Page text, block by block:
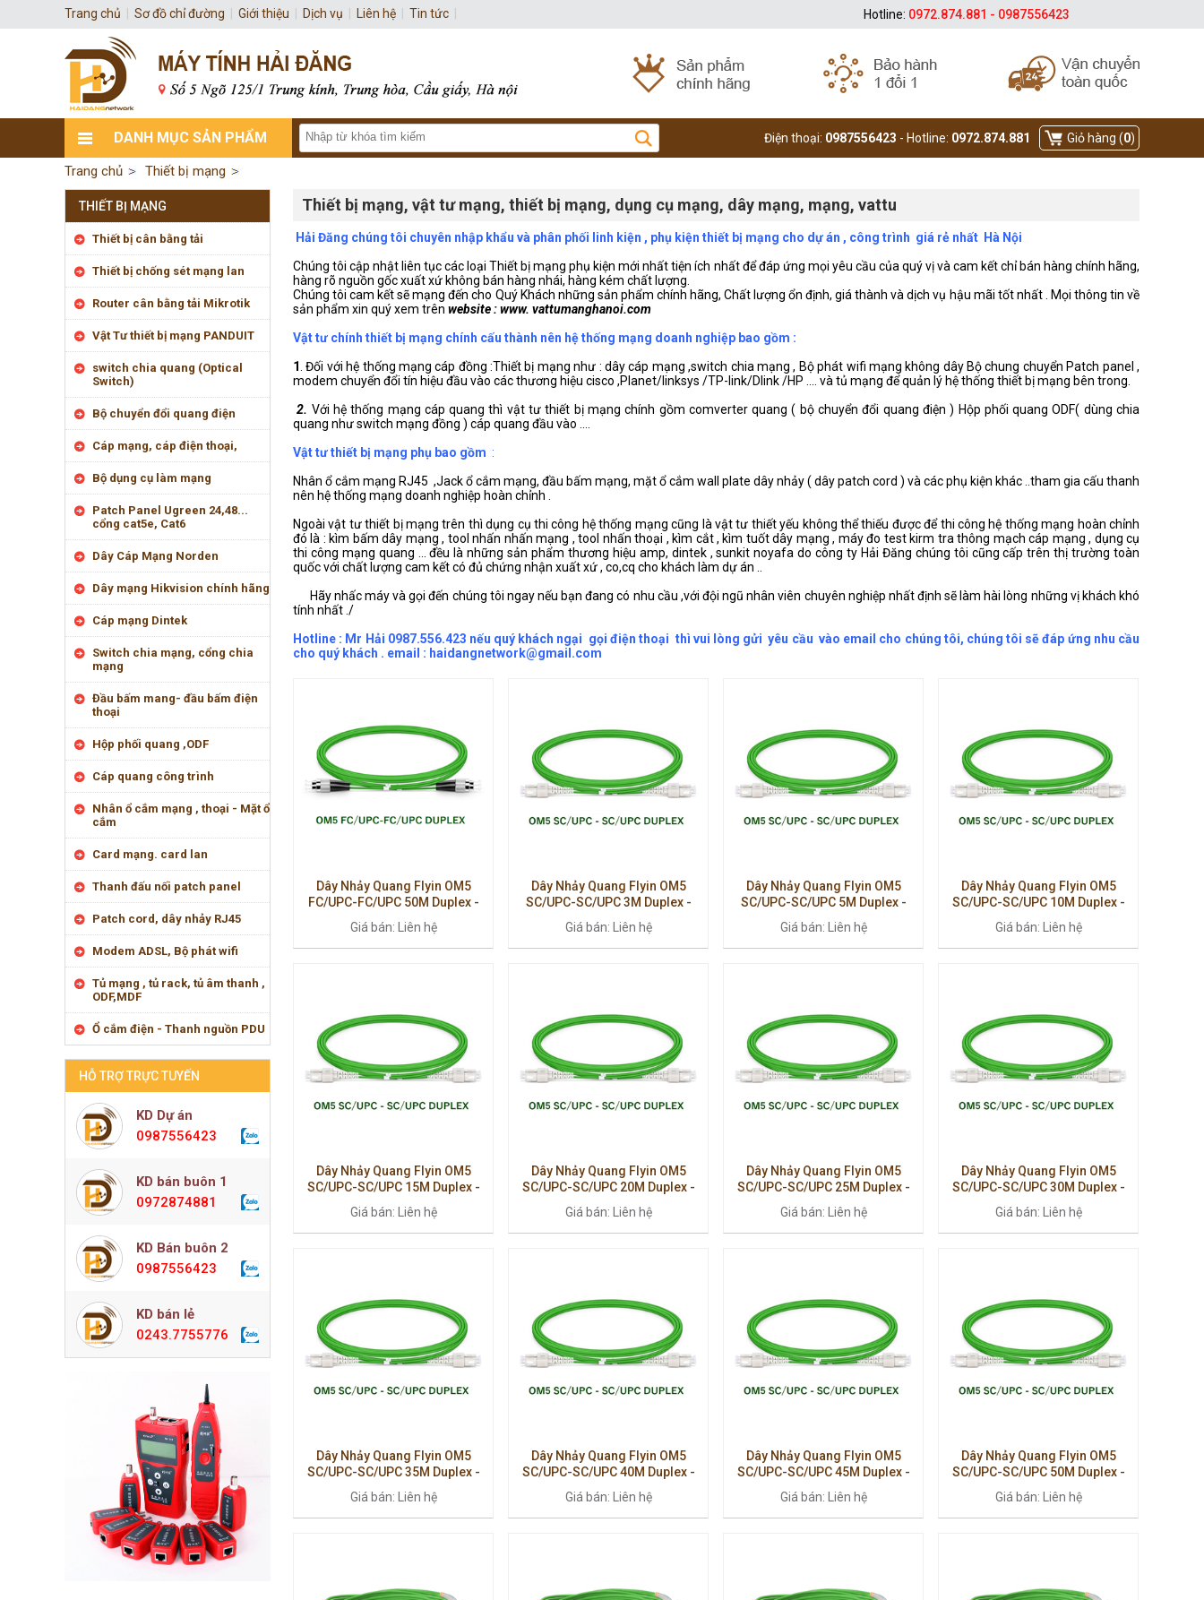
Giỏ hàng (0)
Điện thoại: 0987556423 - Hotline: 0972.874.881
DANH MỤC SẢN PHẨM
Trang chủ Thiết bị mạng
THIẾT BỊ MẠNG
Thiết bị cân bằng tải
Thiết bị chống sét mạng lan
Router cân bằng tải Mikrotik
Vật Tư thiết bị mạng PANDUIT
switch chia quang (Optical
Switch)
Bộ chuyển đổi quang điện
Cáp mạng, cáp điện thoại,
Bộ dụng cụ làm mạng
Patch Panel Ugreen 24,48...
cổng cat5e, Cat6
Dây Cáp Mạng Norden
Dây mạng Hikvision chính hãng
Cáp mạng Dintek
Switch chia mạng, cổng chia
mạng
Đầu bấm mang- đầu bấm điện
thoại
Hộp phối quang ,ODF
Cáp quang công trình
Nhân ổ cắm mạng , thoại - Mặt ổ
cắm
Card mạng. card lan
Thanh đấu nối patch panel
Patch cord, dây nhảy RJ45
Modem ADSL, Bộ phát wifi
Tủ mạng , tủ rack, tủ âm thanh ,
ODF,MDF
Ổ cắm điện - Thanh nguồn PDU
HỖ TRỢ TRỰC TUYẾN
KD Dự án
0987556423
KD bán buôn 1
0972874881
KD Bán buôn 2
0987556423
KD bán lẻ
0243.7755776
Thiết bị mạng, vật tư mạng, thiết bị mạng, dụng cụ mạng, dây mạng, mạng, vattu
Hải Đăng chúng tôi chuyên nhập khẩu và phân phối linh kiện , phụ kiện thiết bị mạng cho dự án , công trình giá rẻ nhất Hà Nội
Chúng tôi cập nhật liên tục các loại Thiết bị mạng phụ kiện mới nhất tiện ích nhất để đáp ứng mọi yêu cầu của quý vị và cam kết chỉ bán hàng chính hãng,
hàng rõ nguồn gốc xuất xứ không bán hàng nhái, hàng kém chất lượng.
Chúng tôi cam kết sẽ mạng đến cho Quý Khách những sản phẩm chính hãng, Chất lượng ổn định, giá thành và dịch vụ hậu mãi tốt nhất . Mọi thông tin về
sản phẩm xin quý xem trên website : www. vattumanghanoi.com
Vật tư chính thiết bị mạng chính cấu thành nên hệ thống mạng doanh nghiệp bao gồm :
1 . Đối với hệ thống mạng cáp đồng :Thiết bị mạng như : dây cáp mạng ,switch chia mạng , Bộ phát wifi mạng không dây Bộ chung chuyển Patch panel ,
modem chuyển đổi tín hiệu đầu vào các thương hiệu cisco ,Planet/linksys /TP-link/Dlink /HP .... và tủ mạng để quản lý hệ thống thiết bị mạng bên trong.
2. Với hệ thống mạng cáp quang thì vật tư thiết bị mạng chính gồm comverter quang ( bộ chuyển đổi quang điện ) Hộp phối quang ODF( dùng chia
quang như switch mạng đồng ) cáp quang đầu vào ....
Vật tư thiết bị mạng phụ bao gồm :
Nhân ổ cắm mạng RJ45 ,Jack ổ cắm mạng, đầu bấm mạng, mặt ổ cắm wall plate dây nhảy ( dây patch cord ) và các phụ kiện khác ..tham gia cấu thanh
nên hệ thống mạng doanh nghiệp hoàn chỉnh .
Ngoài vật tư thiết bị mạng trên thì dụng cụ thi công hệ thống mạng cũng là vật tư thiết yếu không thể thiếu được để thi công hệ thống mạng hoàn chỉnh
đó là : kìm bấm dây mạng , tool nhấn nhấn mạng , tool nhấn thoại , kìm cắt , kìm tuốt dây mạng , máy đo test kirm tra thông mạch cáp mạng , dụng cụ
thi công mạng quang ... đều là những sản phẩm thương hiệu amp, dintek , sunkit noyafa do công ty Hải Đăng chúng tôi cũng cấp trên thị trường toàn
quốc với chất lượng cam kết có đủ chứng nhận xuất xứ , co,cq cho khách làm dự án ..
Hãy nhấc máy và gọi đến chúng tôi ngay nếu bạn đang có nhu cầu ,với đội ngũ nhân viên chuyên nghiệp nhất định sẽ làm hài lòng những vị khách khó
tính nhất ./
Hotline : Mr Hải 0987.556.423 nếu quý khách ngại gọi điện thoại thì vui lòng gửi yêu cầu vào email cho chúng tôi, chúng tôi sẽ đáp ứng nhu cầu
cho quý khách . email : haidangnetwork@gmail.com
Dây Nhảy Quang Flyin OM5
FC/UPC-FC/UPC 50M Duplex -
Cao
Giá bán: Liên hệ
Dây Nhảy Quang Flyin OM5
SC/UPC-SC/UPC 3M Duplex -
Cao
Giá bán: Liên hệ
Dây Nhảy Quang Flyin OM5
SC/UPC-SC/UPC 5M Duplex -
Multimode
Giá bán: Liên hệ
Dây Nhảy Quang Flyin OM5
SC/UPC-SC/UPC 10M Duplex -
Cấp
Giá bán: Liên hệ
Dây Nhảy Quang Flyin OM5
SC/UPC-SC/UPC 15M Duplex -
Giá bán: Liên hệ
Dây Nhảy Quang Flyin OM5
SC/UPC-SC/UPC 20M Duplex -
Giá bán: Liên hệ
Dây Nhảy Quang Flyin OM5
SC/UPC-SC/UPC 25M Duplex -
Giá bán: Liên hệ
Dây Nhảy Quang Flyin OM5
SC/UPC-SC/UPC 30M Duplex -
Giá bán: Liên hệ
Dây Nhảy Quang Flyin OM5
SC/UPC-SC/UPC 35M Duplex -
Cao
Giá bán: Liên hệ
Dây Nhảy Quang Flyin OM5
SC/UPC-SC/UPC 40M Duplex -
Cấp
Giá bán: Liên hệ
Dây Nhảy Quang Flyin OM5
SC/UPC-SC/UPC 45M Duplex -
Giá bán: Liên hệ
Dây Nhảy Quang Flyin OM5
SC/UPC-SC/UPC 50M Duplex -
Cao
Giá bán: Liên hệ
Trang chủ Sơ đồ chỉ đường Giới thiệu Dịch vụ Liên hệ Tin tức Hotline: 0972.874.881 - 0987556423